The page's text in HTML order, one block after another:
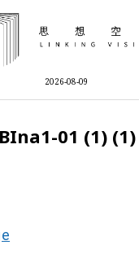
2026-08-09
BIna1-01 (1) (1)